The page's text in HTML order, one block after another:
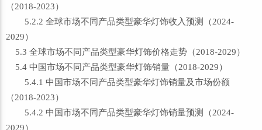
（2018-2023）
5.2.2 全球市场不同产品类型豪华灯饰收入预测（2024-
2029）
5.3 全球市场不同产品类型豪华灯饰价格走势（2018-2029）
5.4 中国市场不同产品类型豪华灯饰销量（2018-2029）
5.4.1 中国市场不同产品类型豪华灯饰销量及市场份额
（2018-2023）
5.4.2 中国市场不同产品类型豪华灯饰销量预测（2024-
2029）